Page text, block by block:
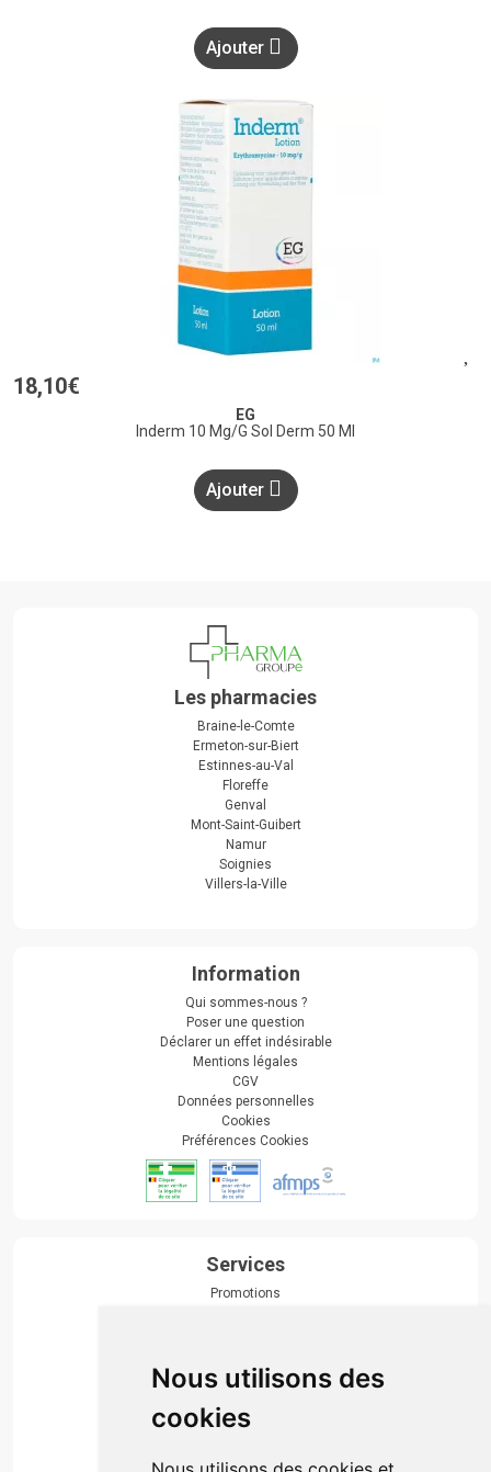
Nous utilisons des
cookies
Ajouter
18,10€
EG
Inderm 10 Mg/G Sol Derm 50 Ml
Ajouter
Les pharmacies
Braine-le-Comte
Ermeton-sur-Biert
Estinnes-au-Val
Floreffe
Genval
Mont-Saint-Guibert
Namur
Soignies
Villers-la-Ville
Information
Qui sommes-nous ?
Poser une question
Déclarer un effet indésirable
Mentions légales
CGV
Données personnelles
Cookies
Préférences Cookies
Services
Promotions
Actualités & conseils
Événements
Marques
Suivez-nous